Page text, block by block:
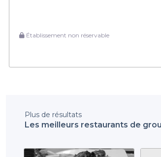
Établissement non réservable
Plus de résultats
Les meilleurs restaurants de